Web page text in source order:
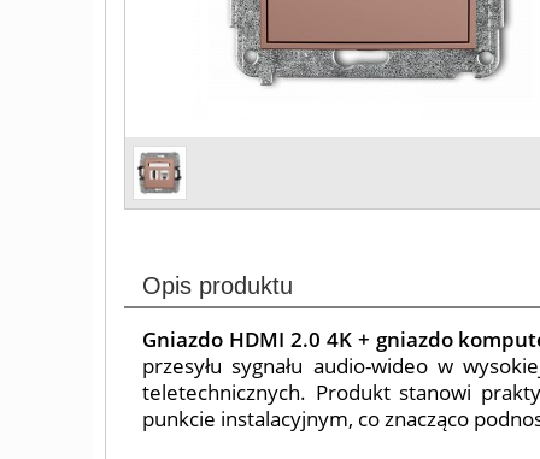
Opis produktu
Gniazdo HDMI 2.0 4K + gniazdo
przesyłu sygnału audio-wideo w
teletechnicznych. Produkt stanowi
punkcie instalacyjnym, co znacząco